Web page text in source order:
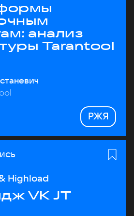
анализ
Tarantool
РЖЯ
Highload
VK JT